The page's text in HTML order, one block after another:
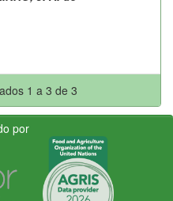
1 a 3 de 3
por